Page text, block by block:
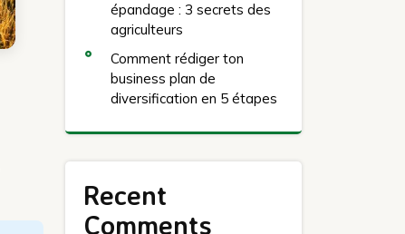
épandage : 3 secrets des
agriculteurs
Comment rédiger ton
business plan de
diversification en 5 étapes
Recent
Comments